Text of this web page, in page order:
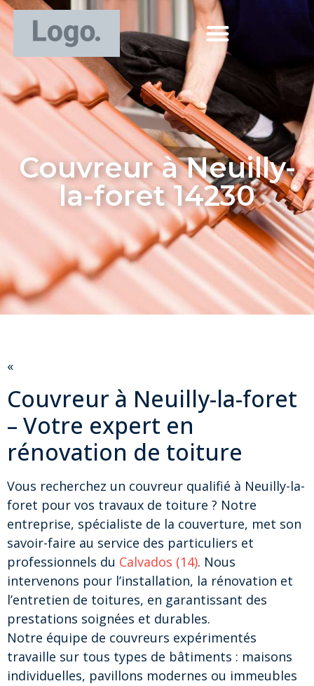
Couvreur à Neuilly-
la-foret 14230
«
Couvreur à Neuilly-la-foret
– Votre expert en
rénovation de toiture
Vous recherchez un couvreur qualifié à Neuilly-la-
foret pour vos travaux de toiture ? Notre
entreprise, spécialiste de la couverture, met son
savoir-faire au service des particuliers et
professionnels du Calvados (14). Nous
intervenons pour l’installation, la rénovation et
l’entretien de toitures, en garantissant des
prestations soignées et durables.
Notre équipe de couvreurs expérimentés
travaille sur tous types de bâtiments : maisons
individuelles, pavillons modernes ou immeubles